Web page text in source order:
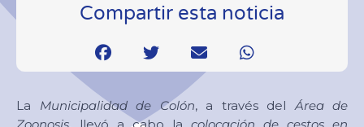
Compartir esta noticia
La Municipalidad de Colón, a través delÁrea de